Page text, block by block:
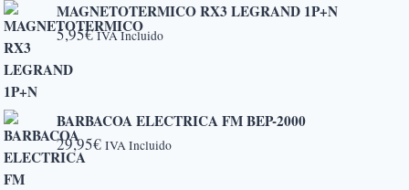
MAGNETOTERMICO RX3 LEGRAND 1P+N
5,95€ IVA Incluido
BARBACOA ELECTRICA FM BEP-2000
29,95€ IVA Incluido